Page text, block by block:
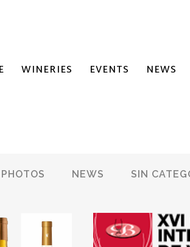
WINERIES EVENTS NEWS
PHOTOS NEWS SIN